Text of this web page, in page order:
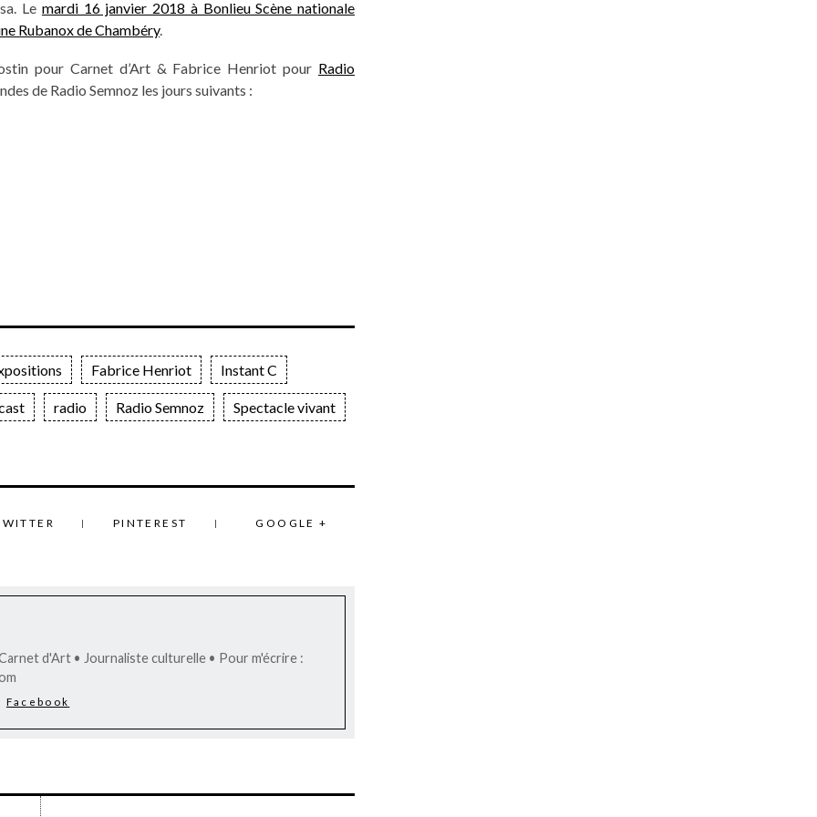
Le mardi 16 janvier 2018 à Bonlieu Scène nationale
Rubanox de Chambéry.
pour Carnet d’Art & Fabrice Henriot pour Radio
de Radio Semnoz les jours suivants :
Fabrice Henriot Instant C
radio Radio Semnoz Spectacle vivant
PINTEREST GOOGLE +
d'Art • Journaliste culturelle • Pour m'écrire :
Facebook